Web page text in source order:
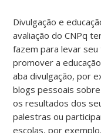
Divulgação e
avaliação do CNPq
fazem para levar
promover a
aba divulgação, por
blogs pessoais
os resultados dos
palestras ou
escolas, por